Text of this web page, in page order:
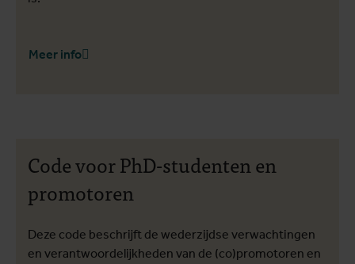
Meer info
Code voor PhD-studenten en
promotoren
Deze code beschrijft de wederzijdse verwachtingen
en verantwoordelijkheden van de (co)promotoren en